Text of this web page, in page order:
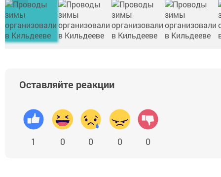
Оставляйте реакции
1 0 0 0 0